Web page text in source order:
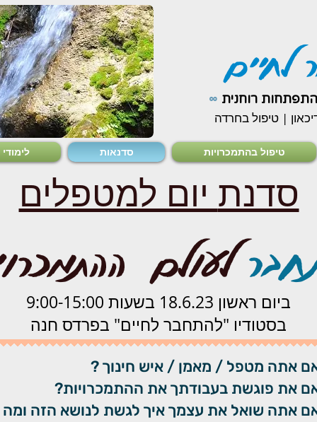
לחיים
רוחנית ∞
| טיפול בחרדה
לימודי 12 הצעדים סדנאות טיפול בהתמכרויות
סדנת יום למטפלים
לעולם
ביום ראשון 18.6.23 בשעות 9:00-15:00
בסטודיו "להתחבר לחיים" בפרדס חנה
אתה מטפל / מאמן / איש חינוך ?
את פוגשת בעבודתך את ההתמכרויות?
אתה שואל את עצמך איך לגשת לנושא הזה ומה